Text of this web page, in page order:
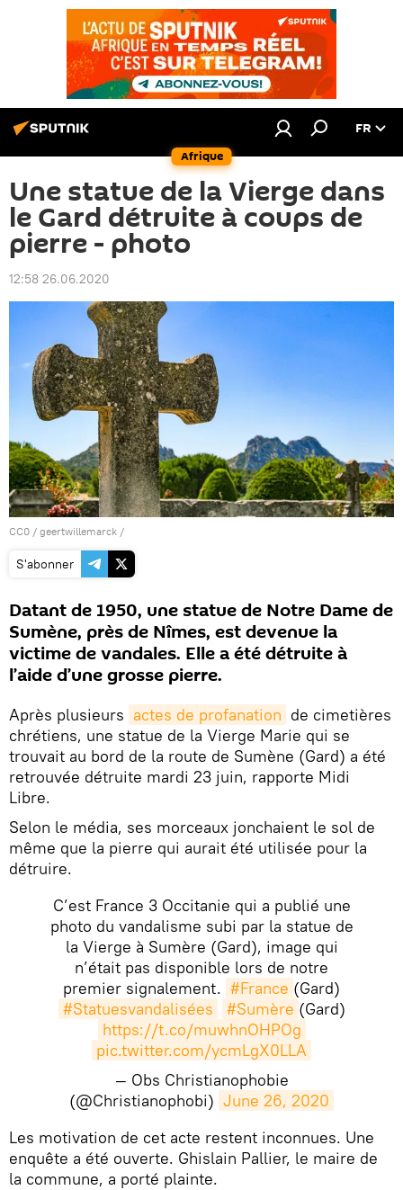
Afrique
FR
Une statue de la Vierge dans
le Gard détruite à coups de
pierre - photo
12:58 26.06.2020
CC0 / geertwillemarck /
S'abonner
Datant de 1950, une statue de Notre Dame de
Sumène, près de Nîmes, est devenue la
victime de vandales. Elle a été détruite à
l’aide d’une grosse pierre.
Après plusieurs actes de profanation de cimetières
chrétiens, une statue de la Vierge Marie qui se
trouvait au bord de la route de Sumène (Gard) a été
retrouvée détruite mardi 23 juin, rapporte Midi
Libre.
Selon le média, ses morceaux jonchaient le sol de
même que la pierre qui aurait été utilisée pour la
détruire.
C’est France 3 Occitanie qui a publié une
photo du vandalisme subi par la statue de
la Vierge à Sumère (Gard), image qui
n’était pas disponible lors de notre
premier signalement. #France (Gard)
#Statuesvandalisées
#Sumère (Gard)
https://t.co/muwhnOHPOg
pic.twitter.com/ycmLgX0LLA
— Obs Christianophobie
(@Christianophobi) June 26, 2020
Les motivation de cet acte restent inconnues. Une
enquête a été ouverte. Ghislain Pallier, le maire de
la commune, a porté plainte.